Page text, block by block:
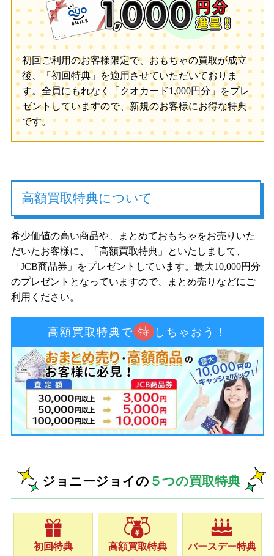
初回ご利用のお客様限定で、おもちゃの買取が成立
後、「初回特典」を適用させていただいておりま
す。全員にもれなく「クオカード1,000円分」をプレ
ゼントしていますので、新規のお客様にお得な特典
です。
高額買取特典について
希少価値の高い商品や、まとめておもちゃをお売りいた
だいたお客様に、「高額買取特典」といたしまして、
「JCB商品券」をプレゼントしています。最大10,000円分
のプレゼントとなっていますので、まとめ売りなどにご
利用ください。
高額買取特典で 特 しちゃおう！
ジョニージョイの ５つの買取特典
初回特典 高額買取特典 バースデー特典